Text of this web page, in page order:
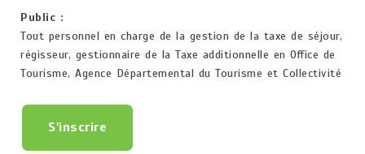
Public :
Tout personnel en charge de la gestion de la taxe de séjour,
régisseur, gestionnaire de la Taxe additionnelle en Office de
Tourisme, Agence Départemental du Tourisme et Collectivité
S'inscrire